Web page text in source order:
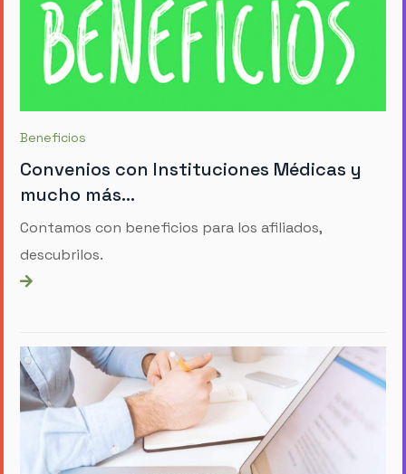
Beneficios
Convenios con Instituciones Médicas y
mucho más...
Contamos con beneficios para los afiliados,
descubrilos.